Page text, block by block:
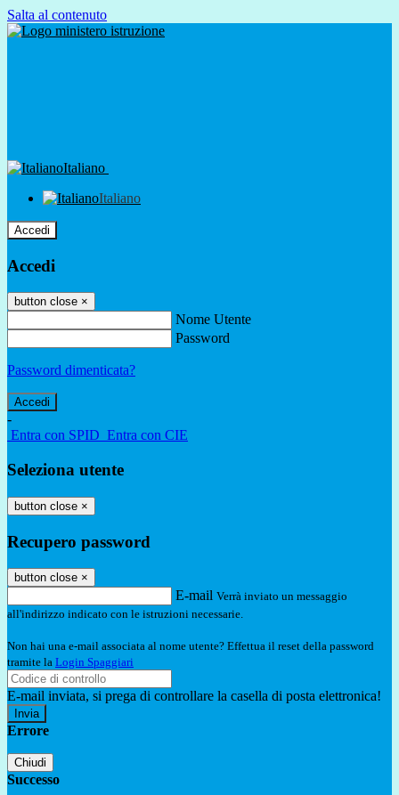
Salta al contenuto
Italiano
Italiano
Accedi
Accedi
button close ×
Nome Utente
Password
Password dimenticata?
-
Entra con SPID Entra con CIE
Seleziona utente
button close ×
Recupero password
button close ×
E-mail Verrà inviato un messaggio
all'indirizzo indicato con le istruzioni necessarie.
Non hai una e-mail associata al nome utente? Effettua il reset della password
tramite la Login Spaggiari
E-mail inviata, si prega di controllare la casella di posta elettronica!
Errore
Chiudi
Successo